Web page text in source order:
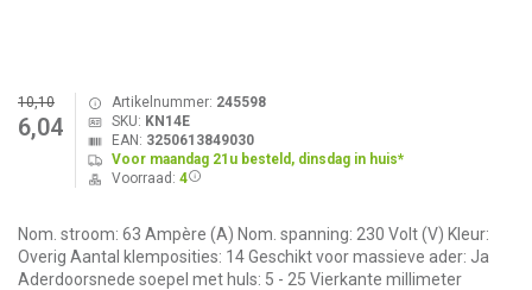
10,10
6,04
Artikelnummer: 245598
SKU: KN14E
EAN: 3250613849030
Voor maandag 21u besteld, dinsdag in huis*
Voorraad: 4
Nom. stroom: 63 Ampère (A) Nom. spanning: 230 Volt (V) Kleur:
Overig Aantal klemposities: 14 Geschikt voor massieve ader: Ja
Aderdoorsnede soepel met huls: 5 - 25 Vierkante millimeter